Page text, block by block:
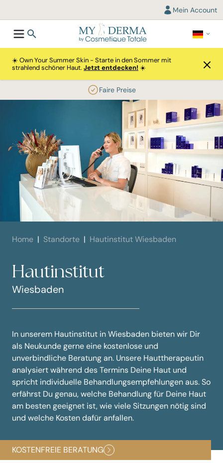
Mein Account
☀️ Own Your Summer Skin - Starte in den Sommer mit
strahlend schöner Haut. Jetzt entdecken! ☀️
Faire Preise
Home Standorte Hautinstitut Wiesbaden
Hautinstitut
Wiesbaden
In unserem Hautinstitut in Wiesbaden bieten wir Dir
als Neukunde gerne eine kostenlose und
unverbindliche Beratung an. Unsere Hauttherapeutin
analysiert während des Termins Deine Haut und
spricht individuelle Behandlungsempfehlungen aus. So
erfährst Du genau, welche Behandlung für Deine Haut
am besten geeignet ist, wie viele Sitzungen nötig sind
und welche Kosten dafür anfallen.
KOSTENFREIE BERATUNG